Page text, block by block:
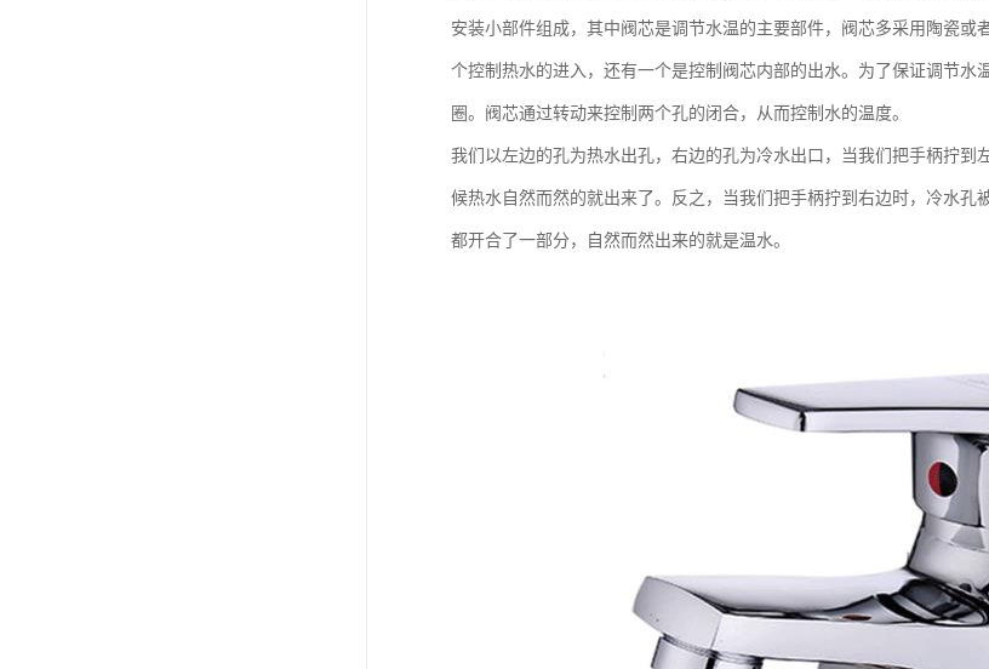
安装小部件组成，其中阀芯是调节水温的主要部件，阀芯多采用陶瓷
个控制热水的进入，还有一个是控制阀芯内部的出水。为了保证调节
圈。阀芯通过转动来控制两个孔的闭合，从而控制水的温度。
我们以左边的孔为热水出孔，右边的孔为冷水出口，当我们把手柄拧
候热水自然而然的就出来了。反之，当我们把手柄拧到右边时，冷水
都开合了一部分，自然而然出来的就是温水。